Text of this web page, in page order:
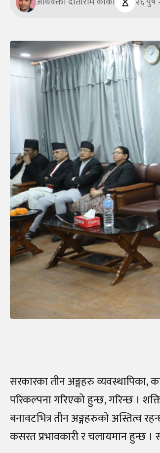
सरकारका तीन अङ्गहरु व्यवस्थापिका,
परिकल्पना गरिएको हुन्छ, गरिन्छ ।
बनावटभित्र तीन अङ्गहरुको अस्तित्व
कसरत प्रभावकारी र चलायमान हुन्छ ।